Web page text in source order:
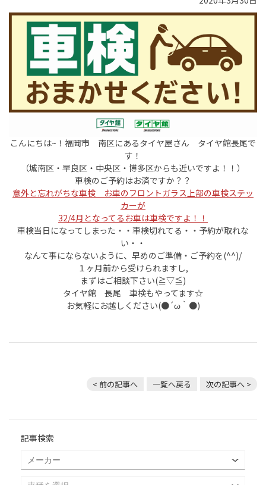
こんにちは~！福岡市 南区にあるタイヤ屋さん タイヤ館長尾で
す！
（城南区・早良区・中央区・博多区からも近いですよ！！）
車検のご予約はお済ですか？？
意外と忘れがちな車検 お車のフロントガラス上部の車検ステッ
カーが
32/4月となってるお車は車検ですよ！！
車検当日になってしまった・・車検切れてる・・予約が取れな
い・・
なんて事にならないように、早めのご準備・ご予約を(^^)/
１ヶ月前から受けられますし,
まずはご相談下さい(≧▽≦)
タイヤ館 長尾 車検もやってます☆
お気軽にお越しください(●´ω｀●)
< 前の記事へ 一覧へ戻る 次の記事へ >
記事検索